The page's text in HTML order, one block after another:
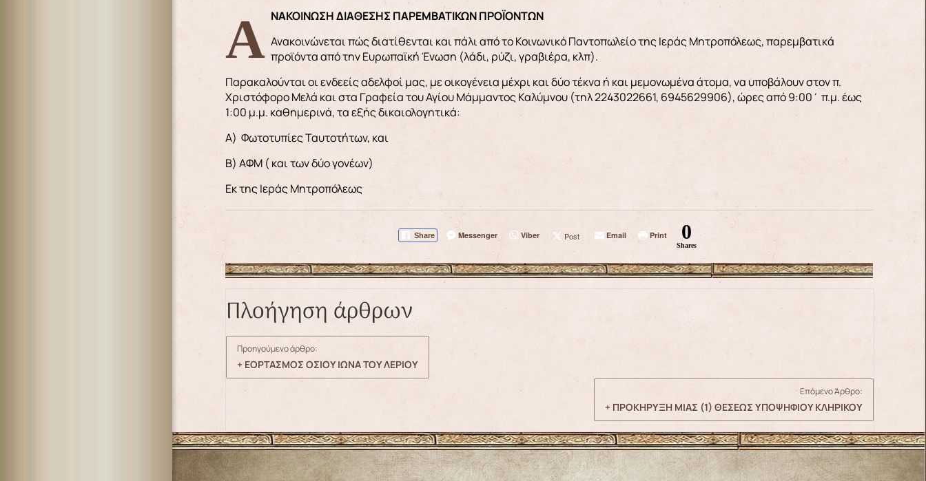
ΑΝΑΚΟΙΝΩΣΗ ΔΙΑΘΕΣΗΣ ΠΑΡΕΜΒΑΤΙΚΩΝ ΠΡΟΪΟΝΤΩΝ
Ανακοινώνεται πώς διατίθενται και πάλι από το Κοινωνικό Παντοπωλείο της Ιεράς Μητροπόλεως, παρεμβατικά
προϊόντα από την Ευρωπαϊκή Ένωση (λάδι, ρύζι, γραβιέρα, κλπ).
Παρακαλούνται οι ενδεείς αδελφοί μας, με οικογένεια μέχρι και δύο τέκνα ή και μεμονωμένα άτομα, να υποβάλουν στον π.
Χριστόφορο Μελά και στα Γραφεία του Αγίου Μάμμαντος Καλύμνου (τηλ 2243022661, 6945629906), ώρες από 9:00΄ π.μ. έως
1:00 μ.μ. καθημερινά, τα εξής δικαιολογητικά:
Α) Φωτοτυπίες Ταυτοτήτων, και
Β) ΑΦΜ ( και των δύο γονέων)
Εκ της Ιεράς Μητροπόλεως
Share Messenger Viber Post Email Print 0
Shares
Πλοήγηση άρθρων
Προηγούμενο άρθρο:
+ ΕΟΡΤΑΣΜΟΣ ΟΣΙΟΥ ΙΩΝΑ ΤΟΥ ΛΕΡΙΟΥ
Επόμενο Άρθρο:
+ ΠΡΟΚΗΡΥΞΗ ΜΙΑΣ (1) ΘΕΣΕΩΣ ΥΠΟΨΗΦΙΟΥ ΚΛΗΡΙΚΟΥ